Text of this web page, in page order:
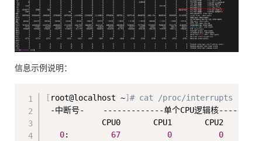
信息示例说明：
[ root@localhost ~]# cat /proc/interrupts
-中断号-    -------------单个CPU逻辑核
CPU0       CPU1       CPU2
0: 67 0
0